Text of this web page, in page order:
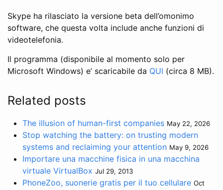
Skype ha rilasciato la versione beta dell’omonimo
software, che questa volta include anche funzioni di
videotelefonia.
Il programma (disponibile al momento solo per
Microsoft Windows) e’ scaricabile da QUI (circa 8 MB).
Related posts
The illusion of human-first companies May 22, 2026
Stop watching the battery: on trusting modern
systems and reclaiming your attention May 9, 2026
Importare una macchine fisica in una macchina
virtuale VirtualBox Jul 29, 2013
PhoneZoo, suonerie gratis per il tuo cellulare Oct